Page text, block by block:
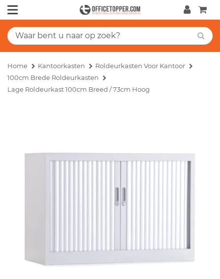
Home Kantoorkasten
Roldeurkasten Voor Kantoor
100cm Brede Roldeurkasten
Lage Roldeurkast 100cm Breed / 73cm Hoog